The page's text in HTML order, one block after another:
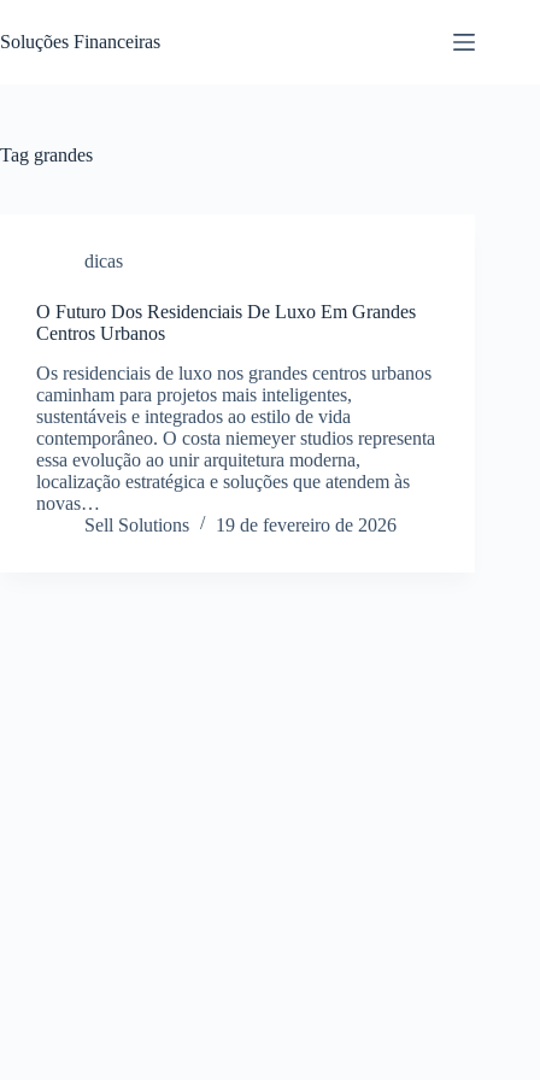
para
o
Soluções Financeiras
Tag grandes
dicas
O Futuro Dos Residenciais De Luxo Em Grandes
Centros Urbanos
Os residenciais de luxo nos grandes centros urbanos
caminham para projetos mais inteligentes,
sustentáveis e integrados ao estilo de vida
contemporâneo. O costa niemeyer studios representa
essa evolução ao unir arquitetura moderna,
localização estratégica e soluções que atendem às
novas…
Sell Solutions
19 de fevereiro de 2026